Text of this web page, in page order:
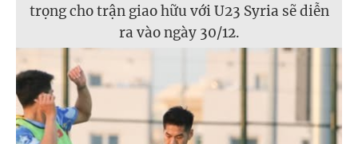
trọng cho trận giao hữu với U23 Syria sẽ diễn
ra vào ngày 30/12.